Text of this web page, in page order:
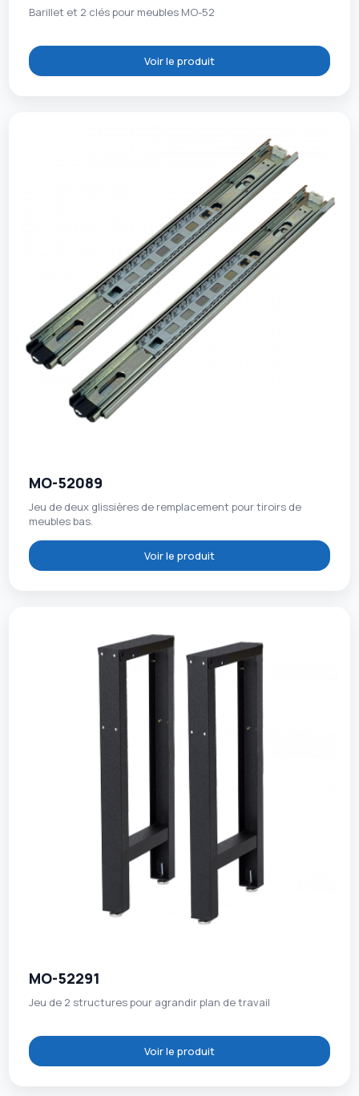
Barillet et 2 clés pour meubles MO-52
Voir le produit
MO-52089
Jeu de deux glissières de remplacement pour tiroirs de
meubles bas.
Voir le produit
MO-52291
Jeu de 2 structures pour agrandir plan de travail
Voir le produit